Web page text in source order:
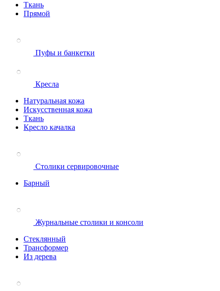
Ткань
Прямой
Пуфы и банкетки
Кресла
Натуральная кожа
Искусственная кожа
Ткань
Кресло качалка
Столики сервировочные
Барный
Журнальные столики и консоли
Стеклянный
Трансформер
Из дерева